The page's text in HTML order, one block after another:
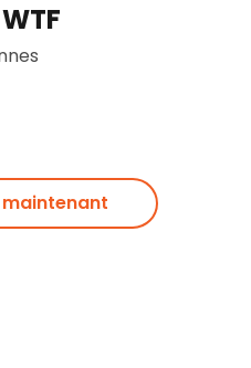
maintenant